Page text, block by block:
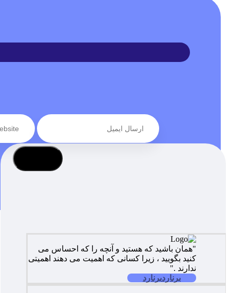
"همان باشید که هستید و آنچه را که احساس می
کنید بگویید ، زیرا کسانی که اهمیت می دهند اهمیتی
ندارند ."
برناردبرنارد